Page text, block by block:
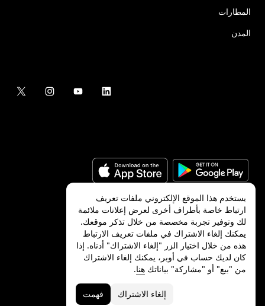
المطارات
المدن
©
2026شركة Uber Technologies, Inc.‎
ميزات ذوي الاحتياجات الخاصةالشروط
يستخدم هذا الموقع الإلكتروني ملفات تعريف
ارتباط خاصة بأطراف أخرى لعرض إعلانات ملائمة
لك وتوفير تجربة مخصصة من خلال تذكر موقعك.
يمكنك إلغاء الاشتراك في ملفات تعريف الارتباط
هذه من خلال اختيار الزر "إلغاء الاشتراك" أدناه. إذا
كان لديك حساب في أوبر، يمكنك إلغاء الاشتراك
من "بيع" أو "مشاركة" بياناتك هنا.
إلغاء الاشتراك فهمت